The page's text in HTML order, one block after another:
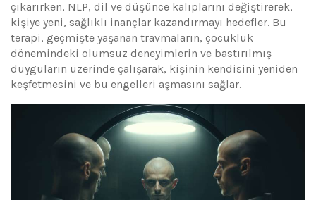
çıkarırken, NLP, dil ve düşünce kalıplarını değiştirerek,
kişiye yeni, sağlıklı inançlar kazandırmayı hedefler. Bu
terapi, geçmişte yaşanan travmaların, çocukluk
dönemindeki olumsuz deneyimlerin ve bastırılmış
duyguların üzerinde çalışarak, kişinin kendisini yeniden
keşfetmesini ve bu engelleri aşmasını sağlar.